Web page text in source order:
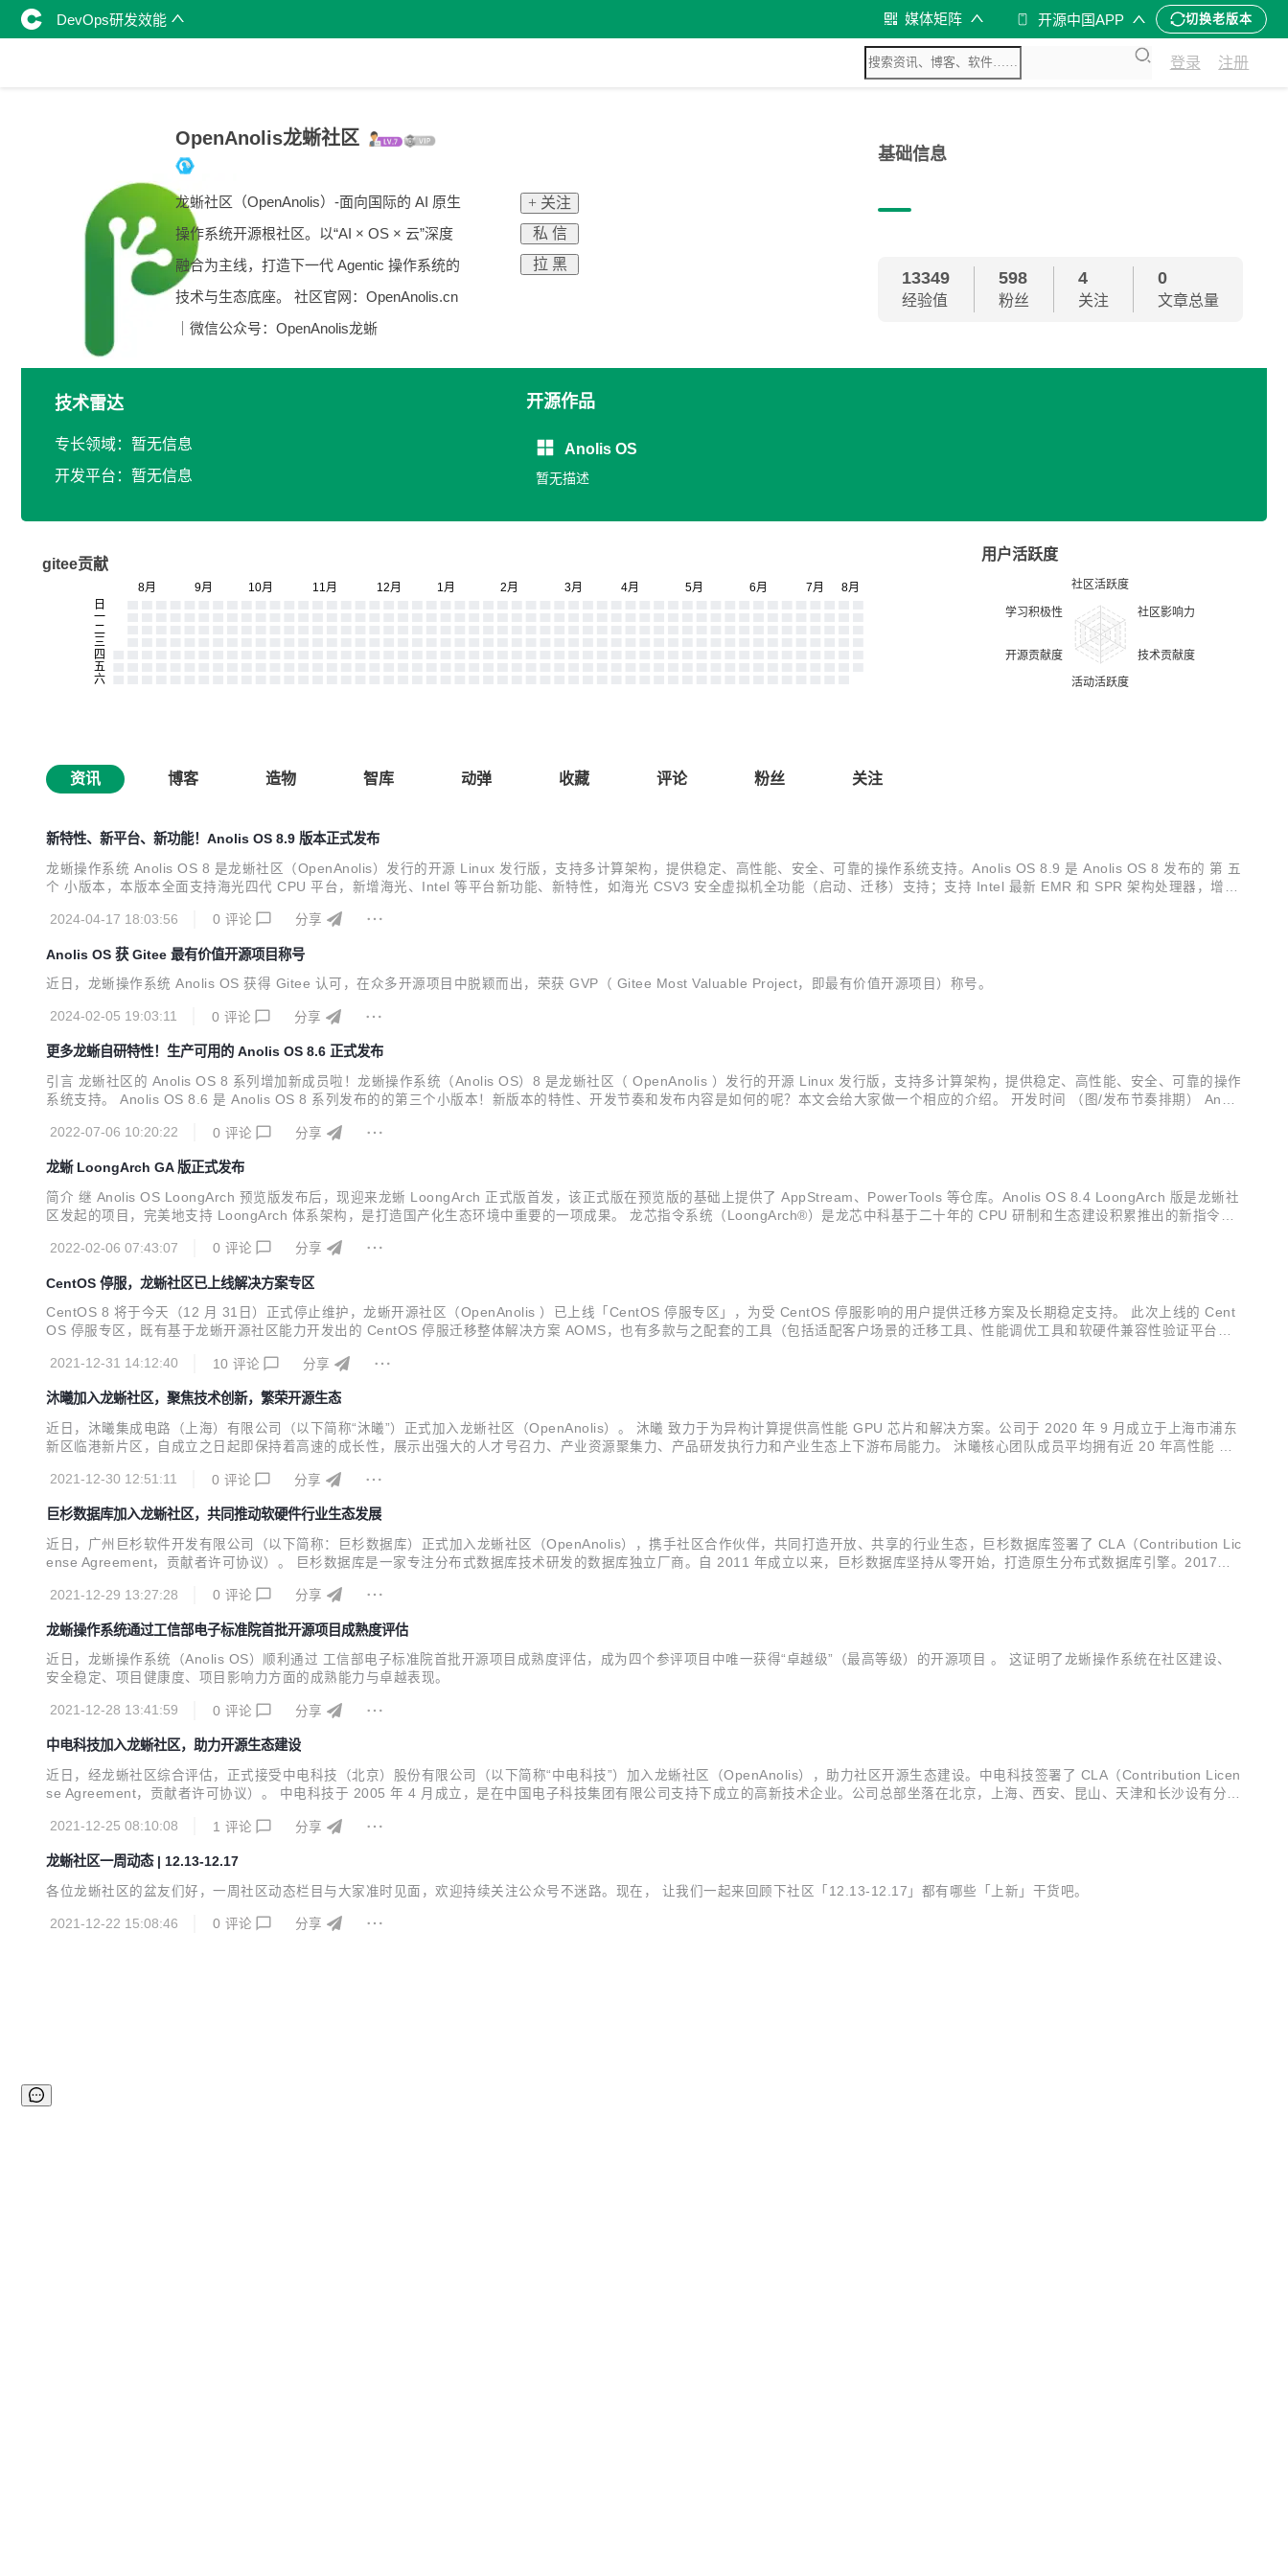
DevOps研发效能 媒体矩阵 开源中国APP 切换老版本
登录 注册
OpenAnolis龙蜥社区
龙蜥社区（OpenAnolis）-面向国际的 AI 原生
操作系统开源根社区。以“AI × OS × 云”深度
融合为主线，打造下一代 Agentic 操作系统的
技术与生态底座。 社区官网：OpenAnolis.cn
｜微信公众号：OpenAnolis龙蜥
+ 关注
私 信
拉 黑
基础信息
13349
经验值
598
粉丝
4
关注
0
文章总量
技术雷达
专长领域：暂无信息
开发平台：暂无信息
开源作品
Anolis OS
暂无描述
gitee贡献
用户活跃度
资讯 博客 造物 智库 动弹 收藏 评论 粉丝 关注
新特性、新平台、新功能！Anolis OS 8.9 版本正式发布
龙蜥操作系统 Anolis OS 8 是龙蜥社区（OpenAnolis）发行的开源 Linux 发行版，支持多计算架构，提供稳定、高性能、安全、可靠的操作系统支持。Anolis OS 8.9 是 Anolis OS 8 发布的 第 五
个 小版本，本版本全面支持海光四代 CPU 平台，新增海光、Intel 等平台新功能、新特性，如海光 CSV3 安全虚拟机全功能（启动、迁移）支持；支持 Intel 最新 EMR 和 SPR 架构处理器，增强
2024-04-17 18:03:56
0 评论 分享
Anolis OS 获 Gitee 最有价值开源项目称号
近日，龙蜥操作系统 Anolis OS 获得 Gitee 认可，在众多开源项目中脱颖而出，荣获 GVP（ Gitee Most Valuable Project，即最有价值开源项目）称号。
2024-02-05 19:03:11 0 评论 分享
更多龙蜥自研特性！生产可用的 Anolis OS 8.6 正式发布
引言 龙蜥社区的 Anolis OS 8 系列增加新成员啦！龙蜥操作系统（Anolis OS）8 是龙蜥社区（ OpenAnolis ）发行的开源 Linux 发行版，支持多计算架构，提供稳定、高性能、安全、可靠的操作
系统支持。 Anolis OS 8.6 是 Anolis OS 8 系列发布的的第三个小版本！新版本的特性、开发节奏和发布内容是如何的呢？本文会给大家做一个相应的介绍。 开发时间 （图/发布节奏排期） Anolis
2022-07-06 10:20:22
0 评论 分享
龙蜥 LoongArch GA 版正式发布
简介 继 Anolis OS LoongArch 预览版发布后，现迎来龙蜥 LoongArch 正式版首发，该正式版在预览版的基础上提供了 AppStream、PowerTools 等仓库。Anolis OS 8.4 LoongArch 版是龙蜥社
区发起的项目，完美地支持 LoongArch 体系架构，是打造国产化生态环境中重要的一项成果。 龙芯指令系统（LoongArch®）是龙芯中科基于二十年的 CPU 研制和生态建设积累推出的新指令
2022-02-06 07:43:07
0 评论 分享
CentOS 停服，龙蜥社区已上线解决方案专区
CentOS 8 将于今天（12 月 31日）正式停止维护，龙蜥开源社区（OpenAnolis ）已上线「CentOS 停服专区」，为受 CentOS 停服影响的用户提供迁移方案及长期稳定支持。 此次上线的 Cent
OS 停服专区，既有基于龙蜥开源社区能力开发出的 CentOS 停服迁移整体解决方案 AOMS，也有多款与之配套的工具（包括适配客户场景的迁移工具、性能调优工具和软硬件兼容性验证平台
2021-12-31 14:12:40
10 评论 分享
沐曦加入龙蜥社区，聚焦技术创新，繁荣开源生态
近日，沐曦集成电路（上海）有限公司（以下简称“沐曦”）正式加入龙蜥社区（OpenAnolis）。 沐曦 致力于为异构计算提供高性能 GPU 芯片和解决方案。公司于 2020 年 9 月成立于上海市浦东
新区临港新片区，自成立之日起即保持着高速的成长性，展示出强大的人才号召力、产业资源聚集力、产品研发执行力和产业生态上下游布局能力。 沐曦核心团队成员平均拥有近 20 年高性能 GP
研发，包括 GPU 架构定义、GPU...
2021-12-30 12:51:11 0 评论 分享
巨杉数据库加入龙蜥社区，共同推动软硬件行业生态发展
近日，广州巨杉软件开发有限公司（以下简称：巨杉数据库）正式加入龙蜥社区（OpenAnolis），携手社区合作伙伴，共同打造开放、共享的行业生态，巨杉数据库签署了 CLA（Contribution Lic
ense Agreement，贡献者许可协议）。 巨杉数据库是一家专注分布式数据库技术研发的数据库独立厂商。自 2011 年成立以来，巨杉数据库坚持从零开始，打造原生分布式数据库引擎。2017
2021-12-29 13:27:28
0 评论 分享
龙蜥操作系统通过工信部电子标准院首批开源项目成熟度评估
近日，龙蜥操作系统（Anolis OS）顺利通过 工信部电子标准院首批开源项目成熟度评估，成为四个参评项目中唯一获得“卓越级”（最高等级）的开源项目 。 这证明了龙蜥操作系统在社区建设、
安全稳定、项目健康度、项目影响力方面的成熟能力与卓越表现。
2021-12-28 13:41:59 0 评论 分享
中电科技加入龙蜥社区，助力开源生态建设
近日，经龙蜥社区综合评估，正式接受中电科技（北京）股份有限公司（以下简称“中电科技”）加入龙蜥社区（OpenAnolis），助力社区开源生态建设。中电科技签署了 CLA（Contribution Licen
se Agreement，贡献者许可协议）。 中电科技于 2005 年 4 月成立，是在中国电子科技集团有限公司支持下成立的高新技术企业。公司总部坐落在北京，上海、西安、昆山、天津和长沙设有分公
障服务。 中电科技以创新进...
2021-12-25 08:10:08 1 评论 分享
龙蜥社区一周动态 | 12.13-12.17
各位龙蜥社区的盆友们好，一周社区动态栏目与大家准时见面，欢迎持续关注公众号不迷路。现在， 让我们一起来回顾下社区「12.13-12.17」都有哪些「上新」干货吧。
2021-12-22 15:08:46 0 评论 分享